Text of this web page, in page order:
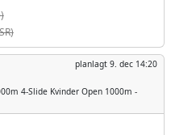
planlagt 9. dec 14:20
4-Slide Kvinder Open 1000m -